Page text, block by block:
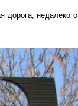
недалеко